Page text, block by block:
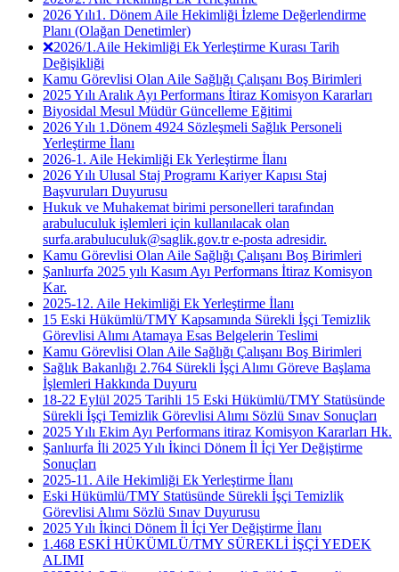
2026 Yılı1. Dönem Aile Hekimliği İzleme Değerlendirme
Planı (Olağan Denetimler)
❌2026/1.Aile Hekimliği Ek Yerleştirme Kurası Tarih
Değişikliği
Kamu Görevlisi Olan Aile Sağlığı Çalışanı Boş Birimleri
2025 Yılı Aralık Ayı Performans İtiraz Komisyon Kararları
Biyosidal Mesul Müdür Güncelleme Eğitimi
2026 Yılı 1.Dönem 4924 Sözleşmeli Sağlık Personeli
Yerleştirme İlanı
2026-1. Aile Hekimliği Ek Yerleştirme İlanı
2026 Yılı Ulusal Staj Programı Kariyer Kapısı Staj
Başvuruları Duyurusu
Hukuk ve Muhakemat birimi personelleri tarafından
arabuluculuk işlemleri için kullanılacak olan
surfa.arabuluculuk@saglik.gov.tr e-posta adresidir.
Kamu Görevlisi Olan Aile Sağlığı Çalışanı Boş Birimleri
Şanlıurfa 2025 yılı Kasım Ayı Performans İtiraz Komisyon
Kar.
2025-12. Aile Hekimliği Ek Yerleştirme İlanı
15 Eski Hükümlü/TMY Kapsamında Sürekli İşçi Temizlik
Görevlisi Alımı Atamaya Esas Belgelerin Teslimi
Kamu Görevlisi Olan Aile Sağlığı Çalışanı Boş Birimleri
Sağlık Bakanlığı 2.764 Sürekli İşçi Alımı Göreve Başlama
İşlemleri Hakkında Duyuru
18-22 Eylül 2025 Tarihli 15 Eski Hükümlü/TMY Statüsünde
Sürekli İşçi Temizlik Görevlisi Alımı Sözlü Sınav Sonuçları
2025 Yılı Ekim Ayı Performans itiraz Komisyon Kararları Hk.
Şanlıurfa İli 2025 Yılı İkinci Dönem İl İçi Yer Değiştirme
Sonuçları
2025-11. Aile Hekimliği Ek Yerleştirme İlanı
Eski Hükümlü/TMY Statüsünde Sürekli İşçi Temizlik
Görevlisi Alımı Sözlü Sınav Duyurusu
2025 Yılı İkinci Dönem İl İçi Yer Değiştirme İlanı
1.468 ESKİ HÜKÜMLÜ/TMY SÜREKLİ İŞÇİ YEDEK
ALIMI